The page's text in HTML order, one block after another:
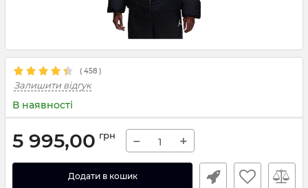
( 458 )
Залишити відгук
В наявності
5 995,00 грн − +
Додати в кошик